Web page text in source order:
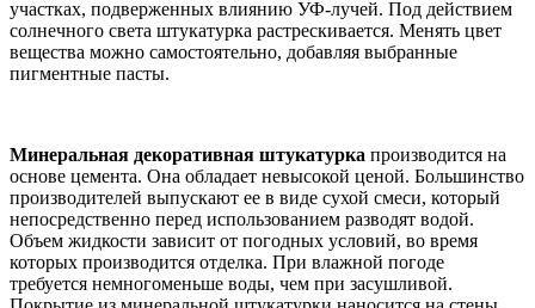
участках, подверженных влиянию УФ-лучей. Под действием
солнечного света штукатурка растрескивается. Менять цвет
вещества можно самостоятельно, добавляя выбранные
пигментные пасты.
Минеральная декоративная штукатурка производится на
основе цемента. Она обладает невысокой ценой. Большинство
производителей выпускают ее в виде сухой смеси, который
непосредственно перед использованием разводят водой.
Объем жидкости зависит от погодных условий, во время
которых производится отделка. При влажной погоде
требуется немногоменьше воды, чем при засушливой.